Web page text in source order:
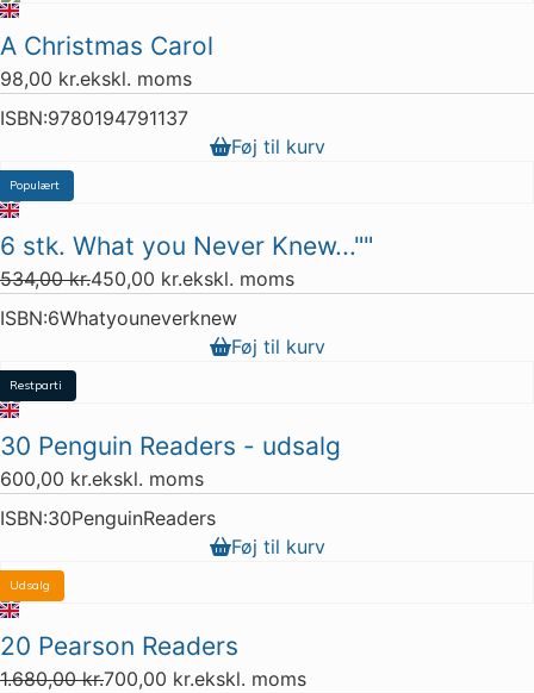
A Christmas Carol
98,00 kr.ekskl. moms
ISBN:9780194791137
Føj til kurv
Populært
Tilbud
6 stk. What you Never Knew...""
534,00kr.450,00 kr.ekskl. moms
ISBN:6Whatyouneverknew
Føj til kurv
Restparti
1 stk. tilbage
30 Penguin Readers - udsalg
600,00 kr.ekskl. moms
ISBN:30PenguinReaders
Føj til kurv
Udsalg
1 stk. tilbage
20 Pearson Readers
1.680,00kr.700,00 kr.ekskl. moms